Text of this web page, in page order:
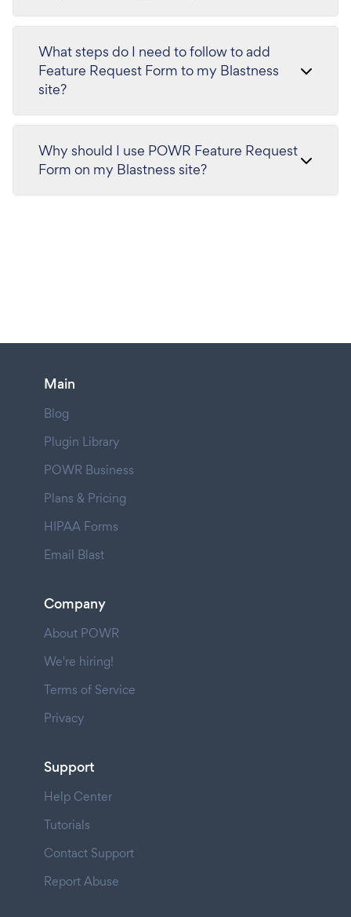
What steps do I need to follow to add
Feature Request Form to my Blastness
site?
Why should I use POWR Feature Request
Form on my Blastness site?
Main
Blog
Plugin Library
POWR Business
Plans & Pricing
HIPAA Forms
Email Blast
Company
About POWR
We're hiring!
Terms of Service
Privacy
Support
Help Center
Tutorials
Contact Support
Report Abuse